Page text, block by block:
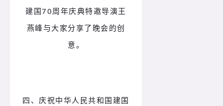
建国70周年庆典特邀导演王
燕峰与大家分享了晚会的创
意。
四、庆祝中华人民共和国建国